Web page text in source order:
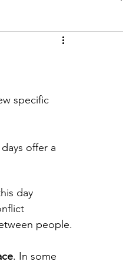
specific
offer a
day
people.
. In some